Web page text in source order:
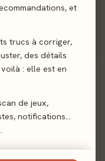
et
trucs à corriger,
des détails
: elle est en
de jeux,
notifications…
20 mars 2026